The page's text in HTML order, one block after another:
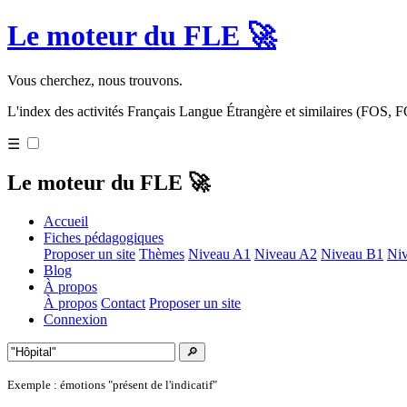
Le moteur du FLE 🚀
Vous cherchez, nous trouvons.
L'index des activités Français Langue Étrangère et similaires (FOS,
☰
Le moteur du FLE 🚀
Accueil
Fiches pédagogiques
Proposer un site Thèmes Niveau A1 Niveau A2 Niveau B1
Blog
À propos
À propos Contact Proposer un site
Connexion
🔎
Exemple : émotions "présent de l'indicatif"